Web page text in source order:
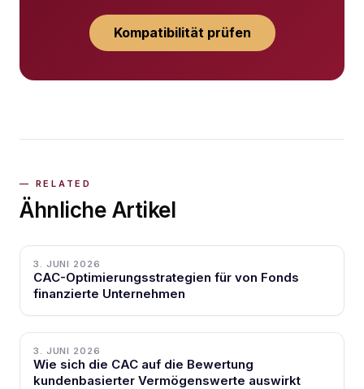
Kompatibilität prüfen
Ähnliche Artikel
3. JUNI 2026
CAC-Optimierungsstrategien für von Fonds
finanzierte Unternehmen
3. JUNI 2026
Wie sich die CAC auf die Bewertung
kundenbasierter Vermögenswerte auswirkt